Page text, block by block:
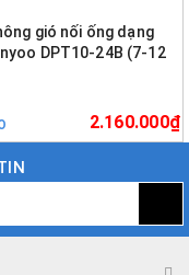
gió nối ống dạng
DPT10-24B (7-12
2.160.000₫